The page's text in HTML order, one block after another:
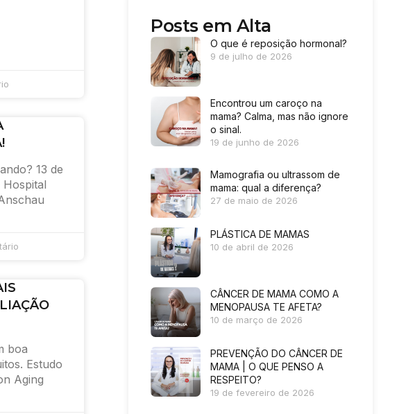
13 de
boa
Estudo
Aging
Posts em Alta
O que é reposição hormonal?
9 de julho de 2026
Encontrou um caroço na
mama? Calma, mas não ignore
o sinal.
19 de junho de 2026
Mamografia ou ultrassom de
mama: qual a diferença?
27 de maio de 2026
PLÁSTICA DE MAMAS
10 de abril de 2026
CÂNCER DE MAMA COMO A
MENOPAUSA TE AFETA?
10 de março de 2026
PREVENÇÃO DO CÂNCER DE
MAMA | O QUE PENSO A
RESPEITO?
19 de fevereiro de 2026